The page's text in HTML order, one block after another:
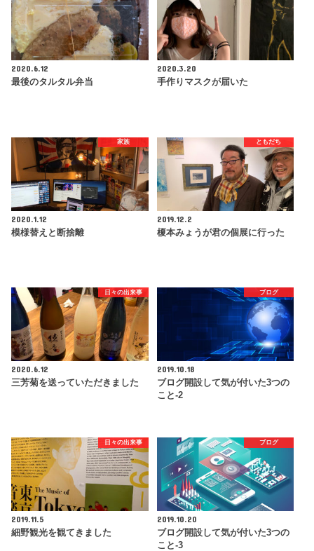
2020.6.12
最後のタルタル弁当
2020.3.20
手作りマスクが届いた
家族
2020.1.12
模様替えと断捨離
ともだち
2019.12.2
榎本みょうが君の個展に行った
日々の出来事
2020.6.12
三芳菊を送っていただきました
ブログ
2019.10.18
ブログ開設して気が付いた3つの
こと-2
日々の出来事
2019.11.5
細野観光を観てきました
ブログ
2019.10.20
ブログ開設して気が付いた3つの
こと-3